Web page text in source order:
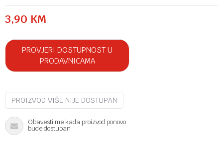
3,90 KM
PROVJERI DOSTUPNOST U
PRODAVNICAMA
PROIZVOD VIŠE NIJE DOSTUPAN
Obavesti me kada proizvod ponovo
bude dostupan